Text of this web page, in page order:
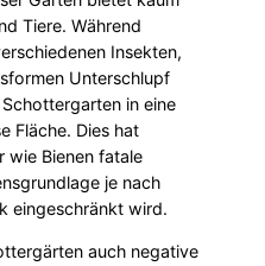
Tiere. Während
Insekten,
Unterschlupf
in eine
Fläche. Dies hat
wie Bienen fatale
je nach
eingeschränkt wird.
auch negative